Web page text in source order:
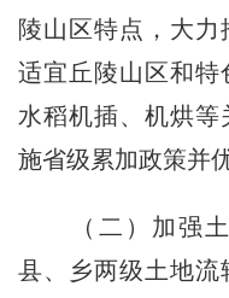
陵山区特点，大
适宜丘陵山区和特
水稻机插、机烘等
施省级累加政策并
（二）加强
县、乡两级土地流